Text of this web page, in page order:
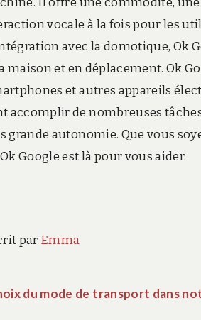
vocale à la fois pour les
avec la domotique, Ok
maison et en déplacement. Ok
et autres appareils
accomplir de nombreuses
grande autonomie. Que vous
Google est là pour vous aider.
par Emma
du mode de transport dans